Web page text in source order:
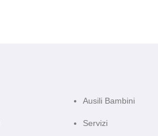
Ausili Bambini
Servizi